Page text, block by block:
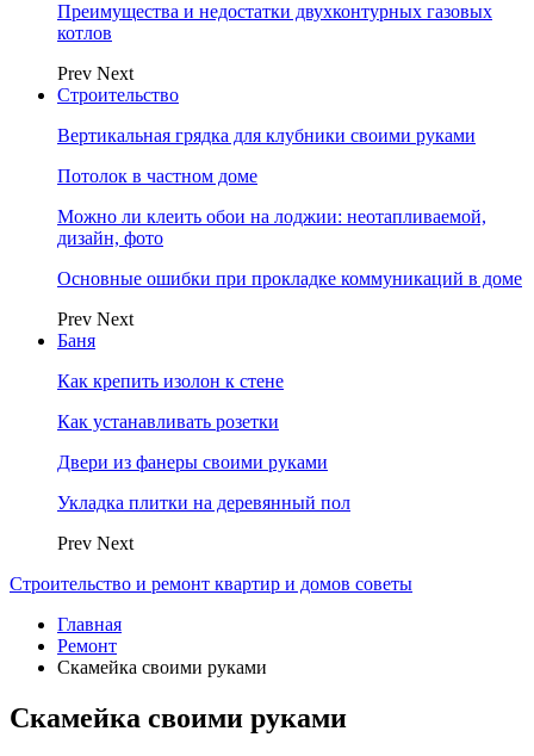
Преимущества и недостатки двухконтурных газовых
котлов
Prev Next
Строительство
Вертикальная грядка для клубники своими руками
Потолок в частном доме
Можно ли клеить обои на лоджии: неотапливаемой,
дизайн, фото
Основные ошибки при прокладке коммуникаций в доме
Prev Next
Баня
Как крепить изолон к стене
Как устанавливать розетки
Двери из фанеры своими руками
Укладка плитки на деревянный пол
Prev Next
Строительство и ремонт квартир и домов советы
Главная
Ремонт
Скамейка своими руками
Скамейка своими руками